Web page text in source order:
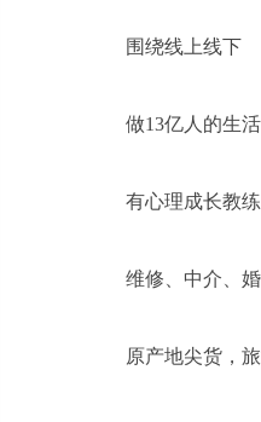
围绕线上线下
做13亿人的生
有心理成长教
维修、中介、
原产地尖货，